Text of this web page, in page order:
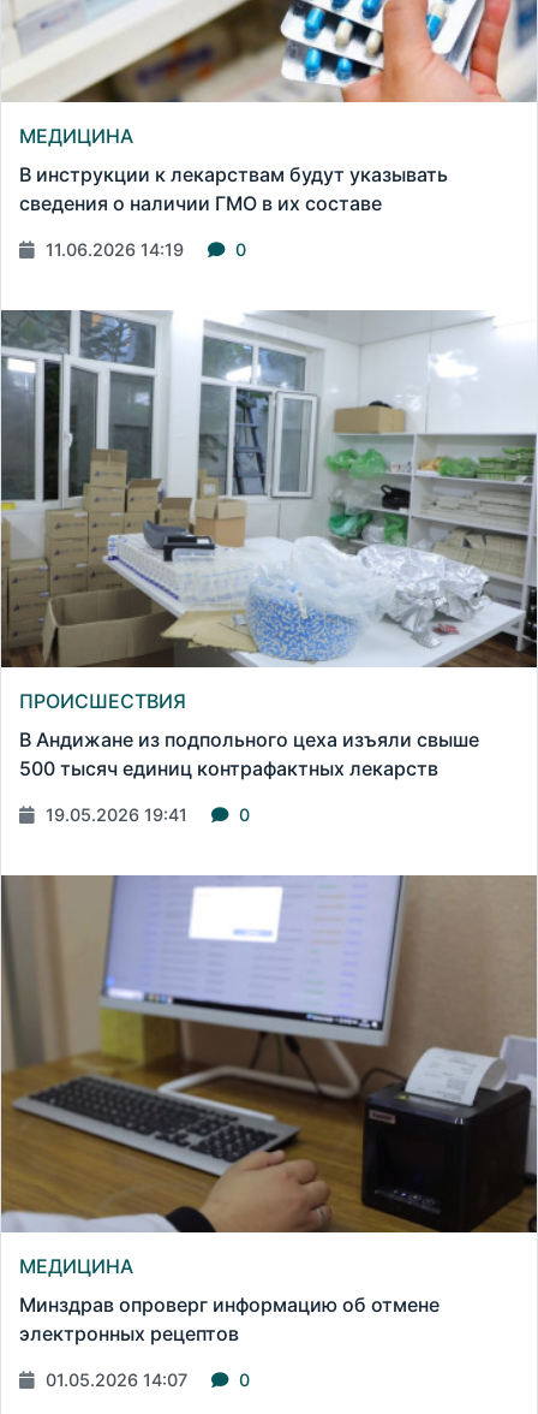
МЕДИЦИНА
В инструкции к лекарствам будут указывать
сведения о наличии ГМО в их составе
11.06.2026 14:19 0
ПРОИСШЕСТВИЯ
В Андижане из подпольного цеха изъяли свыше
500 тысяч единиц контрафактных лекарств
19.05.2026 19:41 0
МЕДИЦИНА
Минздрав опроверг информацию об отмене
электронных рецептов
01.05.2026 14:07 0